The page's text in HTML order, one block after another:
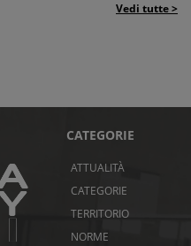
Vedi tutte >
CATEGORIE
ATTUALITÀ
CATEGORIE
TERRITORIO
NORME